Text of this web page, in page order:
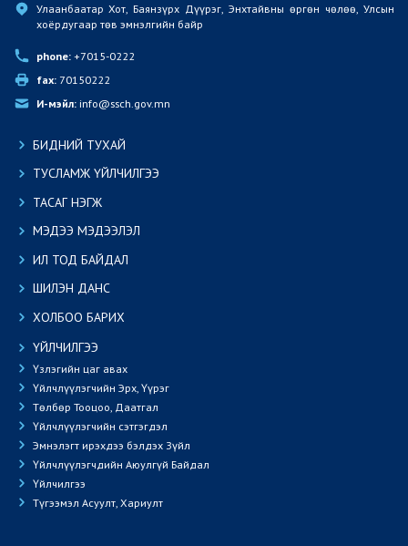
Улаанбаатар Хот, Баянзүрх Дүүрэг, Энхтайвны өргөн чөлөө, Улсын
хоёрдугаар төв эмнэлгийн байр
phone: +7015-0222
fax: 70150222
И-мэйл: info@ssch.gov.mn
БИДНИЙ ТУХАЙ
ТУСЛАМЖ ҮЙЛЧИЛГЭЭ
ТАСАГ НЭГЖ
МЭДЭЭ МЭДЭЭЛЭЛ
ИЛ ТОД БАЙДАЛ
ШИЛЭН ДАНС
ХОЛБОО БАРИХ
ҮЙЛЧИЛГЭЭ
Үзлэгийн цаг авах
Үйлчлүүлэгчийн Эрх, Үүрэг
Төлбөр Тооцоо, Даатгал
Үйлчлүүлэгчийн сэтгэгдэл
Эмнэлэгт ирэхдээ бэлдэх Зүйл
Үйлчлүүлэгчдийн Аюулгүй Байдал
Үйлчилгээ
Түгээмэл Асуулт, Хариулт